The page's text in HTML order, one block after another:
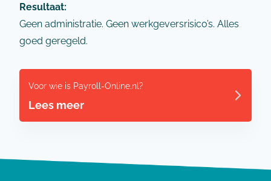
Resultaat:
Geen administratie. Geen werkgeversrisico’s. Alles
goed geregeld.
Voor wie is Payroll-Online.nl?
Lees meer